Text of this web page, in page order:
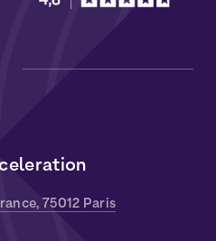
75012 Paris